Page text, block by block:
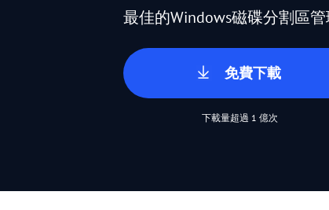
最佳的Windows磁碟分割區
免費下載
下載量超過 1 億次